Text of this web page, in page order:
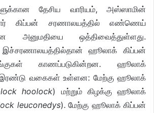
தேசிய வாரியம், அஸ்ஸாமின்
கிப்பன் சரணாலயத்தில் எண்ணெய்
அனுமதியை ஒத்திவைத்துள்ளது.
இச்சரணாலயத்தில்தான் ஹூலாக் கிப்பன்
காணப்படுகின்றன. ஹூலாக்
இரண்டு வகைகள் உள்ளன: மேற்கு ஹூலாக்
hoolock) மற்றும் கிழக்கு ஹூலாக்
leuconedys). மேற்கு ஹூலாக் கிப்பன்